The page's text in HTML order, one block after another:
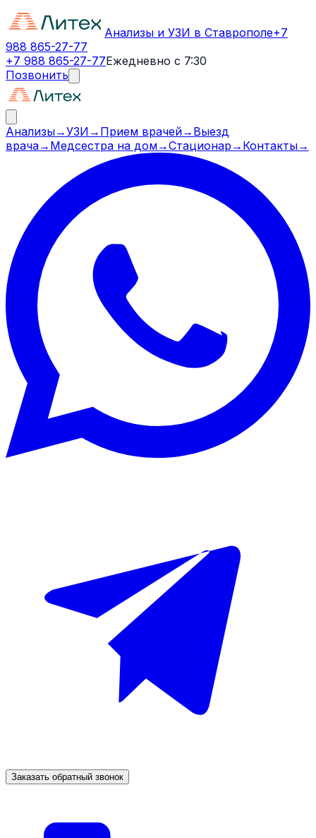
Анализы и УЗИ в Ставрополе+7
988 865-27-77
+7 988 865-27-77Ежедневно с 7:30
Позвонить
Анализы→УЗИ → Прием врачей→ Выезд
врача→ Медсестра на дом→Стационар → Контакты→
Заказать обратный звонок